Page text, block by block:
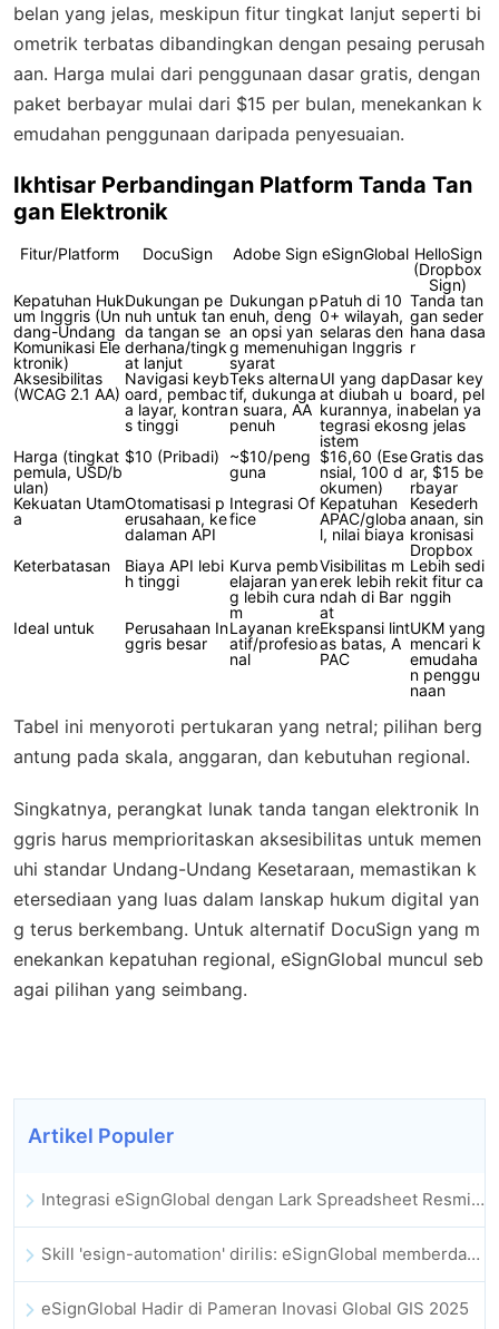
belan yang jelas, meskipun fitur tingkat lanjut seperti bi
ometrik terbatas dibandingkan dengan pesaing perusah
aan. Harga mulai dari penggunaan dasar gratis, dengan
paket berbayar mulai dari $15 per bulan, menekankan k
emudahan penggunaan daripada penyesuaian.
Ikhtisar Perbandingan Platform Tanda Tan
gan Elektronik
Fitur/Platform DocuSign Adobe Sign eSignGlobal HelloSign
(Dropbox
Sign)
Kepatuhan Huk
um Inggris (Un
dang-Undang
Komunikasi Ele
ktronik)
Dukungan pe
nuh untuk tan
da tangan se
derhana/tingk
at lanjut
Dukungan p
enuh, deng
an opsi yan
g memenuhi
syarat
Patuh di 10
0+ wilayah,
selaras den
gan Inggris
Tanda tan
gan seder
hana dasa
r
Aksesibilitas
(WCAG 2.1 AA)
Navigasi keyb
oard, pembac
a layar, kontra
s tinggi
Teks alterna
tif, dukunga
n suara, AA
penuh
UI yang dap
at diubah u
kurannya, in
tegrasi ekos
istem
Dasar key
board, pel
abelan ya
ng jelas
Harga (tingkat
pemula, USD/b
ulan)
$10 (Pribadi)
~$10/peng
guna
$16,60 (Ese
nsial, 100 d
okumen)
Gratis das
ar, $15 be
rbayar
Kekuatan Utam
a
Otomatisasi p
erusahaan, ke
dalaman API
Integrasi Of
fice
Kepatuhan
APAC/globa
l, nilai biaya
Kesederh
anaan, sin
kronisasi
Dropbox
Keterbatasan
Biaya API lebi
h tinggi
Kurva pemb
elajaran yan
g lebih cura
m
Visibilitas m
erek lebih re
ndah di Bar
at
Lebih sedi
kit fitur ca
nggih
Ideal untuk
Perusahaan In
ggris besar
Layanan kre
atif/profesio
nal
Ekspansi lint
as batas, A
PAC
UKM yang
mencari k
emudaha
n penggu
naan
Tabel ini menyoroti pertukaran yang netral; pilihan berg
antung pada skala, anggaran, dan kebutuhan regional.
Singkatnya, perangkat lunak tanda tangan elektronik In
ggris harus memprioritaskan aksesibilitas untuk memen
uhi standar Undang-Undang Kesetaraan, memastikan k
etersediaan yang luas dalam lanskap hukum digital yan
g terus berkembang. Untuk alternatif DocuSign yang m
enekankan kepatuhan regional, eSignGlobal muncul seb
agai pilihan yang seimbang.
Artikel Populer
Integrasi eSignGlobal dengan Lark Spreadsheet Resmi Diluncurkan: Otomatisasi Penuh Penandatanganan dan Pengarsipan Kontrak Elektronik
Skill 'esign-automation' dirilis: eSignGlobal memberdayakan OpenClaw dengan tanda tangan elektronik otomatis
eSignGlobal Hadir di Pameran Inovasi Global GIS 2025